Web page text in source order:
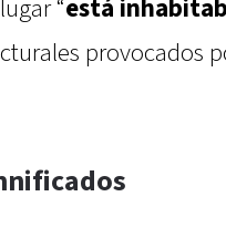
“está
provocados